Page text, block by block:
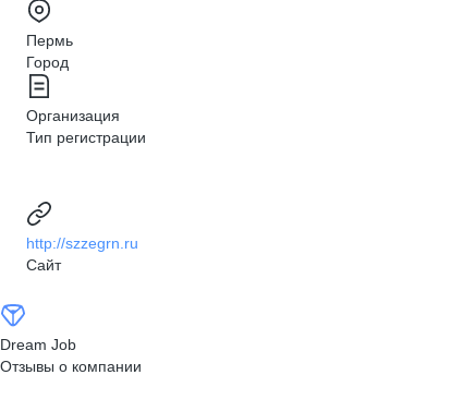
Пермь
Город
Организация
Тип регистрации
http://szzegrn.ru
Сайт
Dream Job
Отзывы о компании